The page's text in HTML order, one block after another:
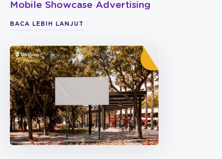
Mobile Showcase Advertising
BACA LEBIH LANJUT